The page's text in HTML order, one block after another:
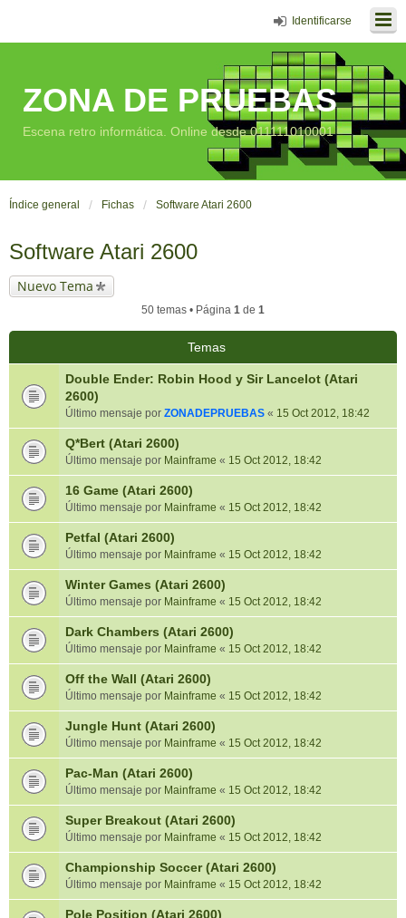
Identificarse
ZONA DE PRUEBAS
Escena retro informática. Online desde 011111010001
Índice general Fichas Software Atari 2600
Software Atari 2600
Nuevo Tema
50 temas • Página 1 de 1
Temas
Double Ender: Robin Hood y Sir Lancelot (Atari
2600)
Último mensaje por ZONADEPRUEBAS « 15 Oct 2012, 18:42
Q*Bert (Atari 2600)
Último mensaje por Mainframe « 15 Oct 2012, 18:42
16 Game (Atari 2600)
Último mensaje por Mainframe « 15 Oct 2012, 18:42
Petfal (Atari 2600)
Último mensaje por Mainframe « 15 Oct 2012, 18:42
Winter Games (Atari 2600)
Último mensaje por Mainframe « 15 Oct 2012, 18:42
Dark Chambers (Atari 2600)
Último mensaje por Mainframe « 15 Oct 2012, 18:42
Off the Wall (Atari 2600)
Último mensaje por Mainframe « 15 Oct 2012, 18:42
Jungle Hunt (Atari 2600)
Último mensaje por Mainframe « 15 Oct 2012, 18:42
Pac-Man (Atari 2600)
Último mensaje por Mainframe « 15 Oct 2012, 18:42
Super Breakout (Atari 2600)
Último mensaje por Mainframe « 15 Oct 2012, 18:42
Championship Soccer (Atari 2600)
Último mensaje por Mainframe « 15 Oct 2012, 18:42
Pole Position (Atari 2600)